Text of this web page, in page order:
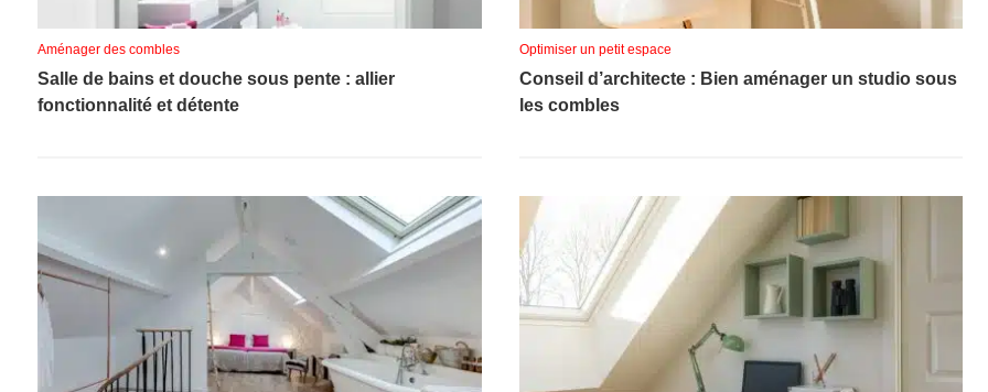
Aménager des combles
Salle de bains et douche sous pente : allier
fonctionnalité et détente
Optimiser un petit espace
Conseil d’architecte : Bien aménager un studio sous
les combles